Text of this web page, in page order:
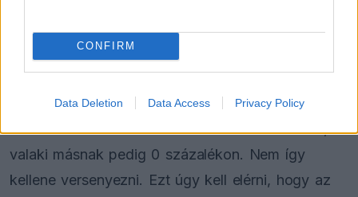
CONFIRM
Data Deletion Data Access Privacy Policy
fejlesztéseket, ha valóban jobb versenyeket akar
a sportág.
„A jó versenyzés nem feltétlenül azt jelenti, hogy
valakinek 100 százalékon van az akkumulátora,
valaki másnak pedig 0 százalékon. Nem így
kellene versenyezni. Ezt úgy kell elérni, hogy az